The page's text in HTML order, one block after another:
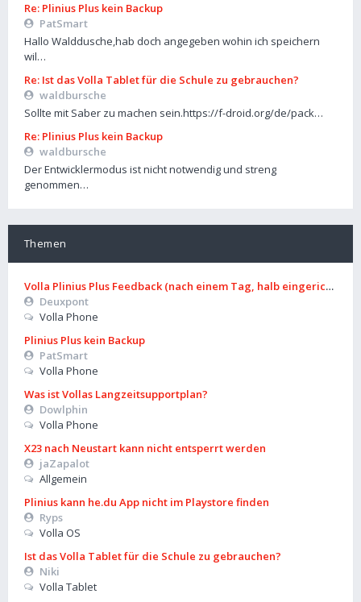
Re: Plinius Plus kein Backup
PatSmart
Hallo Walddusche,hab doch angegeben wohin ich speichern
wil…
Re: Ist das Volla Tablet für die Schule zu gebrauchen?
waldbursche
Sollte mit Saber zu machen sein.https://f-droid.org/de/pack…
Re: Plinius Plus kein Backup
waldbursche
Der Entwicklermodus ist nicht notwendig und streng
genommen…
Themen
Volla Plinius Plus Feedback (nach einem Tag, halb eingerichtet)
Deuxpont
Volla Phone
Plinius Plus kein Backup
PatSmart
Volla Phone
Was ist Vollas Langzeitsupportplan?
Dowlphin
Volla Phone
X23 nach Neustart kann nicht entsperrt werden
jaZapalot
Allgemein
Plinius kann he.du App nicht im Playstore finden
Ryps
Volla OS
Ist das Volla Tablet für die Schule zu gebrauchen?
Niki
Volla Tablet